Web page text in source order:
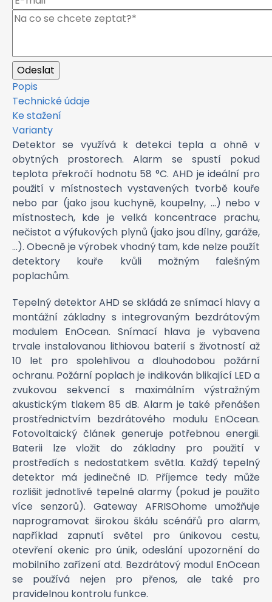
Popis
Technické údaje
Ke stažení
Varianty
Detektor se využívá k detekci tepla a ohně v
obytných prostorech. Alarm se spustí pokud
teplota překročí hodnotu 58 °C. AHD je ideální pro
použití v místnostech vystavených tvorbě kouře
nebo par (jako jsou kuchyně, koupelny, ...) nebo v
místnostech, kde je velká koncentrace prachu,
nečistot a výfukových plynů (jako jsou dílny, garáže,
...). Obecně je výrobek vhodný tam, kde nelze použít
detektory kouře kvůli možným falešným
poplachům.
Tepelný detektor AHD se skládá ze snímací hlavy a
montážní základny s integrovaným bezdrátovým
modulem EnOcean. Snímací hlava je vybavena
trvale instalovanou lithiovou baterií s životností až
10 let pro spolehlivou a dlouhodobou požární
ochranu. Požární poplach je indikován blikající LED a
zvukovou sekvencí s maximálním výstražným
akustickým tlakem 85 dB. Alarm je také přenášen
prostřednictvím bezdrátového modulu EnOcean.
Fotovoltaický článek generuje potřebnou energii.
Baterii lze vložit do základny pro použití v
prostředích s nedostatkem světla. Každý tepelný
detektor má jedinečné ID. Příjemce tedy může
rozlišit jednotlivé tepelné alarmy (pokud je použito
více senzorů). Gateway AFRISOhome umožňuje
naprogramovat širokou škálu scénářů pro alarm,
například zapnutí světel pro únikovou cestu,
otevření okenic pro únik, odeslání upozornění do
mobilního zařízení atd. Bezdrátový modul EnOcean
se používá nejen pro přenos, ale také pro
pravidelnou kontrolu funkce.